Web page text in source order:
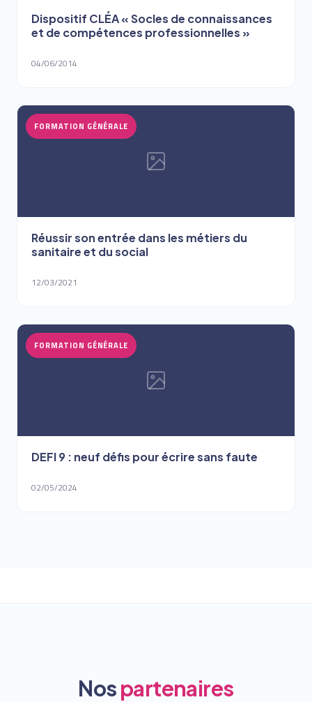
Dispositif CLÉA « Socles de connaissances
et de compétences professionnelles »
04/06/2014
FORMATION GÉNÉRALE
Réussir son entrée dans les métiers du
sanitaire et du social
12/03/2021
FORMATION GÉNÉRALE
DEFI 9 : neuf défis pour écrire sans faute
02/05/2024
Nospartenaires